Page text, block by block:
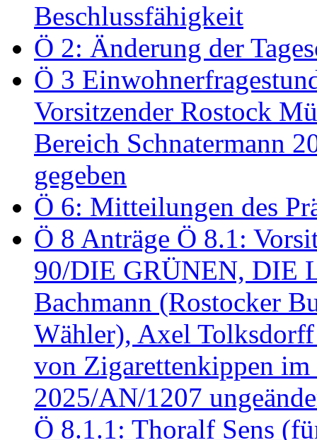
Beschlussfähigkeit
Ö 2: Änderung der
Ö 3
Vorsitzender Rostock
Bereich Schnatermann
gegeben
Ö 6: Mitteilungen des
Ö 8 Anträge Ö 8.1:
90/DIE GRÜNEN, DIE
Bachmann (Rostocker
Wähler), Axel
von Zigarettenkippen
2025/AN/1207
Ö 8.1.1: Thoralf Sens